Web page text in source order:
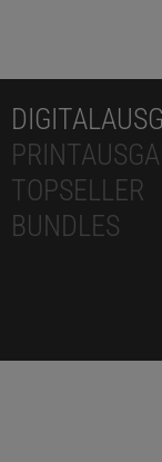
TOPSELLER
BUNDLES